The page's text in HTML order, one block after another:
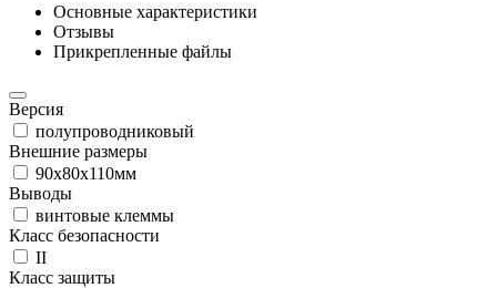
Основные характеристики
Отзывы
Прикрепленные файлы
Версия
полупроводниковый
Внешние размеры
90x80x110мм
Выводы
винтовые клеммы
Класс безопасности
II
Класс защиты